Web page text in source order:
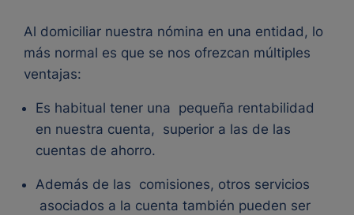
Al domiciliar nuestra nómina en una entidad, lo
más normal es que se nos ofrezcan múltiples
ventajas:
Es habitual tener una pequeña rentabilidad
en nuestra cuenta, superior a las de las
cuentas de ahorro.
Además de las comisiones, otros servicios
asociados a la cuenta también pueden ser